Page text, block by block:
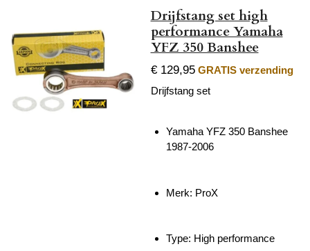
Drijfstang set high
performance Yamaha
YFZ 350 Banshee
€ 129,95 GRATIS verzending
Drijfstang set
Yamaha YFZ 350 Banshee
1987-2006
Merk: ProX
Type: High performance